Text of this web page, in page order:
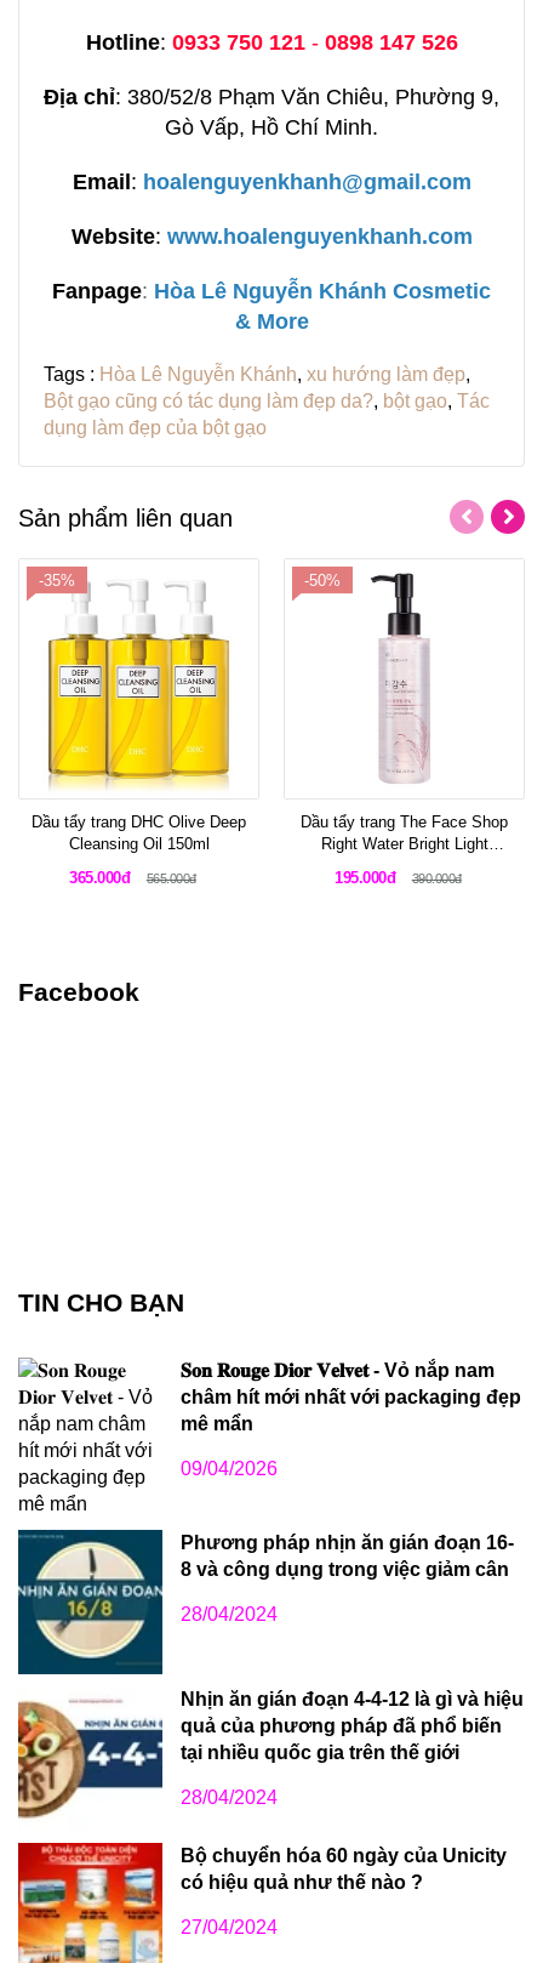
Hotline: 0933 750 121- 0898 147 526
Địa chỉ: 380/52/8 Phạm Văn Chiêu, Phường 9,
Gò Vấp, Hồ Chí Minh.
Email: hoalenguyenkhanh@gmail.com
Website: www.hoalenguyenkhanh.com
Fanpage: Hòa Lê Nguyễn Khánh Cosmetic
& More
Tags : Hòa Lê Nguyễn Khánh, xu hướng làm đẹp,
Bột gạo cũng có tác dụng làm đẹp da?, bột gạo, Tác
dụng làm đẹp của bột gạo
Sản phẩm liên quan
-35%
Dầu tẩy trang DHC Olive Deep
Cleansing Oil 150ml
365.000đ
565.000đ
-50%
Dầu tẩy trang The Face Shop
Right Water Bright Light
195.000đ 390.000đ
Facebook
TIN CHO BẠN
𝐒𝐨𝐧 𝐑𝐨𝐮𝐠𝐞 𝐃𝐢𝐨𝐫 𝐕𝐞𝐥𝐯𝐞𝐭 - Vỏ nắp nam
châm hít mới nhất với packaging đẹp
mê mẩn
09/04/2026
Phương pháp nhịn ăn gián đoạn 16-
8 và công dụng trong việc giảm cân
28/04/2024
Nhịn ăn gián đoạn 4-4-12 là gì và hiệu
quả của phương pháp đã phổ biến
tại nhiều quốc gia trên thế giới
28/04/2024
Bộ chuyển hóa 60 ngày của Unicity
có hiệu quả như thế nào ?
27/04/2024